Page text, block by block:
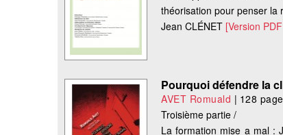
théorisation pour penser la
Jean CLÉNET [Version
Pourquoi défendre la
AVET Romuald | 128
Troisième partie /
La formation mise a mal :